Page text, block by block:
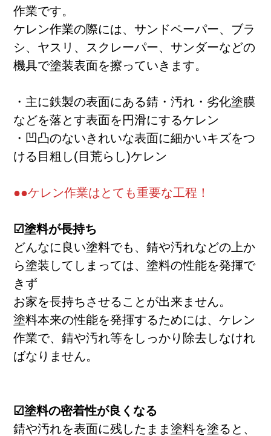
施工実績
作業です。
ケレン作業の際には、サンドペーパー、ブラ
シ、ヤスリ、スクレーパー、サンダーなどの
機具で塗装表面を擦っていきます。
・主に鉄製の表面にある錆・汚れ・劣化塗膜
などを落とす表面を円滑にするケレン
・凹凸のないきれいな表面に細かいキズをつ
ける目粗し(目荒らし)ケレン
●●ケレン作業はとても重要な工程！
☑塗料が長持ち
どんなに良い塗料でも、錆や汚れなどの上か
ら塗装してしまっては、塗料の性能を発揮で
きず
お家を長持ちさせることが出来ません。
塗料本来の性能を発揮するためには、ケレン
作業で、錆や汚れ等をしっかり除去しなけれ
ばなりません。
☑塗料の密着性が良くなる
錆や汚れを表面に残したまま塗料を塗ると、